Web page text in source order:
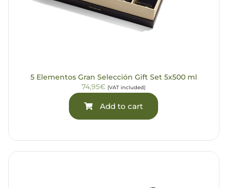
5 Elementos Gran Selección Gift Set 5x500 ml
74,95€ (VAT included)
Add to cart